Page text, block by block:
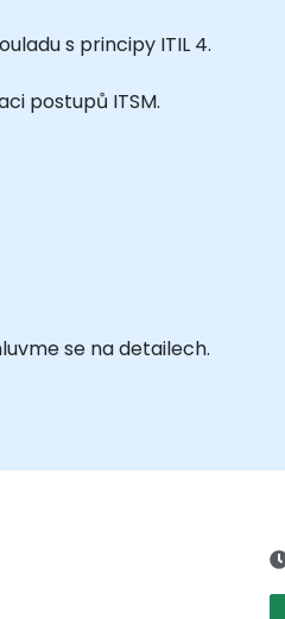
s principy ITIL 4.
postupů ITSM.
se na detailech.